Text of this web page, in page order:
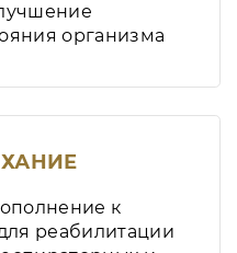
организма
к
реабилитации